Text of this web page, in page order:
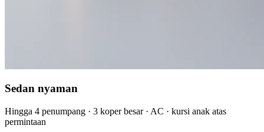
Sedan nyaman
Hingga 4 penumpang · 3 koper besar · AC · kursi anak atas
permintaan